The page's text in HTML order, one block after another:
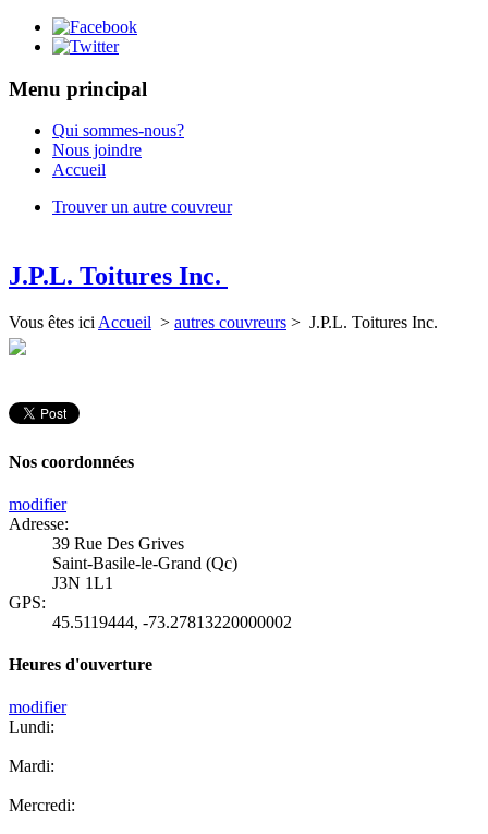
Menu principal
Qui sommes-nous?
Nous joindre
Accueil
Trouver un autre couvreur
J.P.L. Toitures Inc.
Vous êtes ici Accueil > autres couvreurs > J.P.L. Toitures Inc.
Nos coordonnées
modifier
Adresse:
39 Rue Des Grives
Saint-Basile-le-Grand (Qc)
J3N 1L1
GPS:
45.5119444, -73.27813220000002
Heures d'ouverture
modifier
Lundi:
Mardi:
Mercredi: